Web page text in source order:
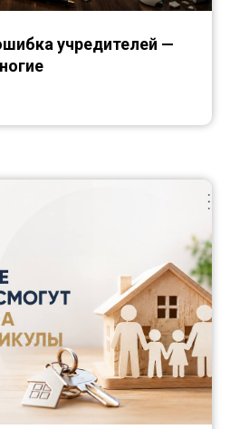
учредителей —